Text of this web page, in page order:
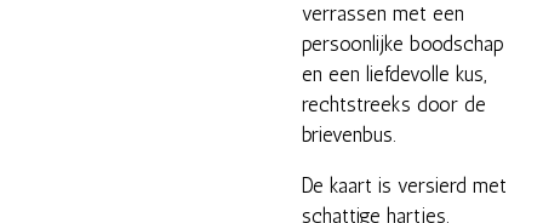
verrassen met een
persoonlijke boodschap
en een liefdevolle kus,
rechtstreeks door de
brievenbus.
De kaart is versierd met
schattige hartjes.